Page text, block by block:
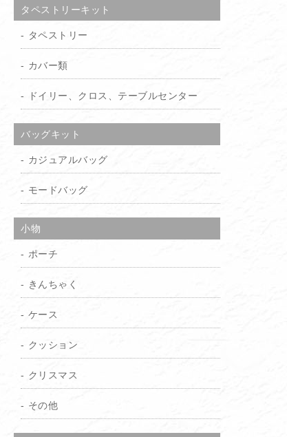
タペストリーキット
タペストリー
カバー類
ドイリー、クロス、テーブルセンター
バッグキット
カジュアルバッグ
モードバッグ
小物
ポーチ
きんちゃく
ケース
クッション
クリスマス
その他